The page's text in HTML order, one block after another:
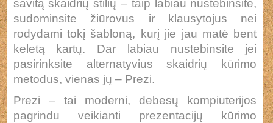
savitą skaidrių stilių – taip labiau nustebinsite,
sudominsite žiūrovus ir klausytojus nei
rodydami tokį šabloną, kurį jie jau matė bent
keletą kartų. Dar labiau nustebinsite jei
pasirinksite alternatyvius skaidrių kūrimo
metodus, vienas jų – Prezi.
Prezi – tai moderni, debesų kompiuterijos
pagrindu veikianti prezentacijų kūrimo